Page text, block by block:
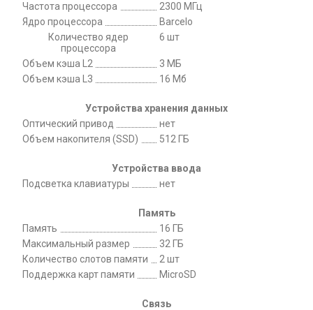
Частота процессора
2300 МГц
Ядро процессора
Barcelo
Количество ядер
процессора
6 шт
Объем кэша L2
3 МБ
Объем кэша L3
16 Мб
Устройства хранения данных
Оптический привод
нет
Объем накопителя (SSD)
512 ГБ
Устройства ввода
Подсветка клавиатуры
нет
Память
Память
16 ГБ
Максимальный размер
32 ГБ
Количество слотов памяти
2 шт
Поддержка карт памяти
MicroSD
Связь